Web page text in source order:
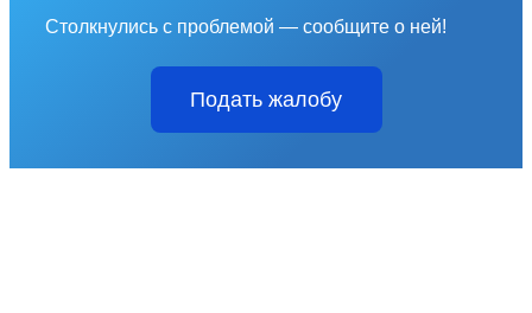
Столкнулись с проблемой — сообщите о ней!
Подать жалобу